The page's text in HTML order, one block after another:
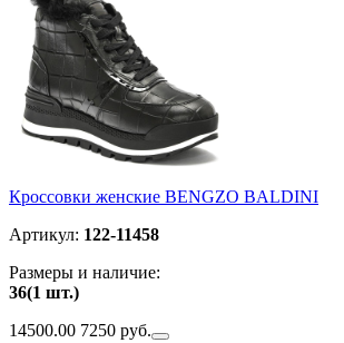
Кроссовки женские BENGZO BALDINI
Артикул: 122-11458
Размеры и наличие:
36(1 шт.)
14500.00 7250 руб.